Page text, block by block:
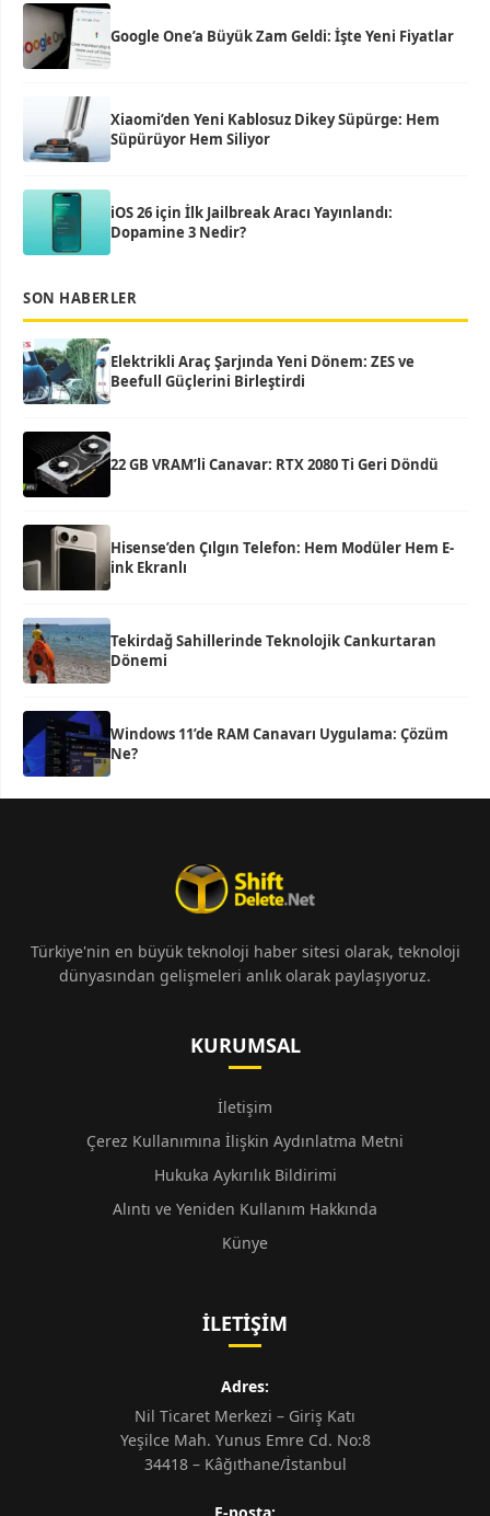
Google One’a Büyük Zam Geldi: İşte Yeni Fiyatlar
Xiaomi’den Yeni Kablosuz Dikey Süpürge: Hem
Süpürüyor Hem Siliyor
iOS 26 için İlk Jailbreak Aracı Yayınlandı:
Dopamine 3 Nedir?
SON HABERLER
Elektrikli Araç Şarjında Yeni Dönem: ZES ve
Beefull Güçlerini Birleştirdi
22 GB VRAM’li Canavar: RTX 2080 Ti Geri Döndü
Hisense’den Çılgın Telefon: Hem Modüler Hem E-
ink Ekranlı
Tekirdağ Sahillerinde Teknolojik Cankurtaran
Dönemi
Windows 11’de RAM Canavarı Uygulama: Çözüm
Ne?
Türkiye'nin en büyük teknoloji haber sitesi olarak, teknoloji
dünyasından gelişmeleri anlık olarak paylaşıyoruz.
KURUMSAL
İletişim
Çerez Kullanımına İlişkin Aydınlatma Metni
Hukuka Aykırılık Bildirimi
Alıntı ve Yeniden Kullanım Hakkında
Künye
İLETIŞIM
Adres:
Nil Ticaret Merkezi – Giriş Katı
Yeşilce Mah. Yunus Emre Cd. No:8
34418 – Kâğıthane/İstanbul